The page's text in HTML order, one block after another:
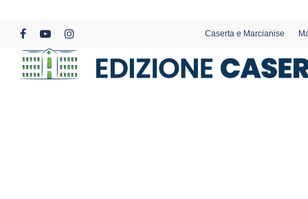
content
facebookyoutubeinstagram
Caserta e Marcianise